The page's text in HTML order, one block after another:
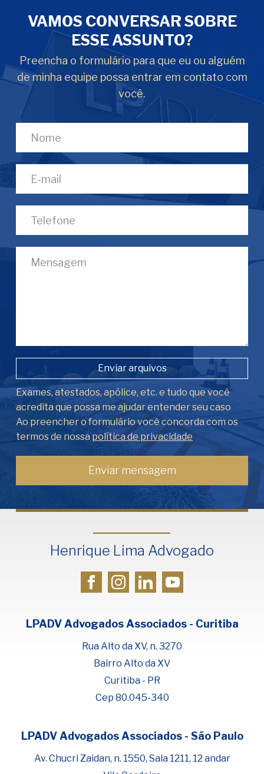
Fale com Henrique Lima
Cadastre-se para começar uma
conversa no WhatsApp
VAMOS CONVERSAR SOBRE
ESSE ASSUNTO?
Preencha o formulário para que eu ou alguém
de minha equipe possa entrar em contato com
você.
Enviar arquivos
Exames, atestados, apólice, etc. e tudo que você
acredita que possa me ajudar entender seu caso
Ao preencher o formulário você concorda com os
termos de nossa política de privacidade
Henrique Lima Advogado
LPADV Advogados Associados - Curitiba
Rua Alto da XV, n. 3270
Bairro Alto da XV
Curitiba - PR
Cep 80.045-340
LPADV Advogados Associados - São Paulo
Av. Chucri Zaidan, n. 1550, Sala 1211, 12 andar